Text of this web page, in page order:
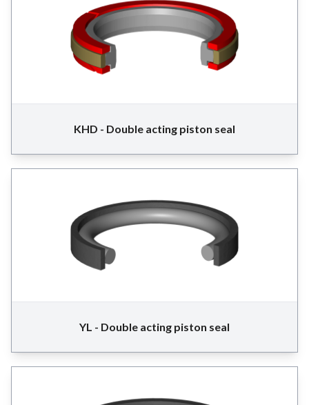
KHD - Double acting piston seal
YL - Double acting piston seal